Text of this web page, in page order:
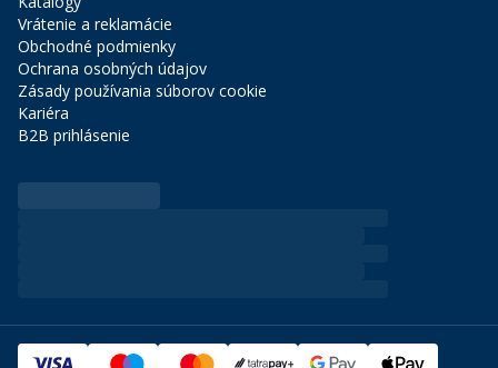
Vrátenie a reklamácie
Obchodné podmienky
Ochrana osobných údajov
Zásady používania súborov cookie
Kariéra
B2B prihlásenie